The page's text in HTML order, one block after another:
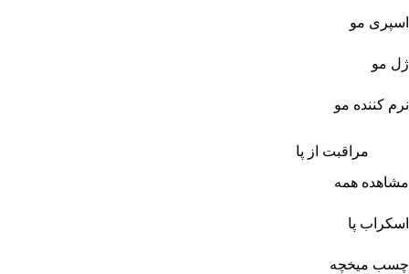
اسپری مو
ژل مو
نرم کننده مو
مراقبت از پا
مشاهده همه
اسکراب پا
چسب میخچه